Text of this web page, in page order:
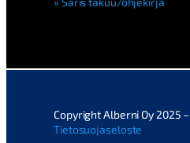
Copyright Alberni Oy 2025 –
Tietosuojaseloste